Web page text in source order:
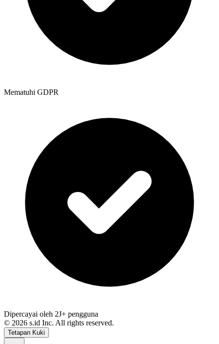
Mematuhi GDPR
Dipercayai oleh 2J+ pengguna
© 2026 s.id Inc. All rights reserved.
Tetapan Kuki